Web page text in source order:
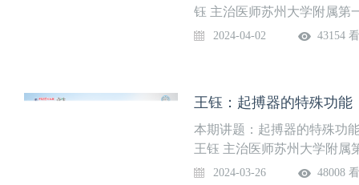
钰 主治医师苏州大学附属第
2024-04-02 43154
王钰：起搏器的特殊功能
本期讲题：起搏器的特殊功
王钰 主治医师苏州大学附属
2024-03-26 48008